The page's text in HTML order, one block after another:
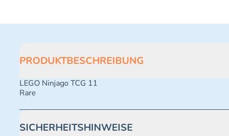
PRODUKTBESCHREIBUNG
LEGO Ninjago TCG 11
Rare
SICHERHEITSHINWEISE